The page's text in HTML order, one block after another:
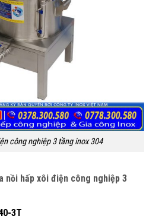
công nghiệp 3 tầng inox 304
nồi hấp xôi điện công nghiệp 3
3T